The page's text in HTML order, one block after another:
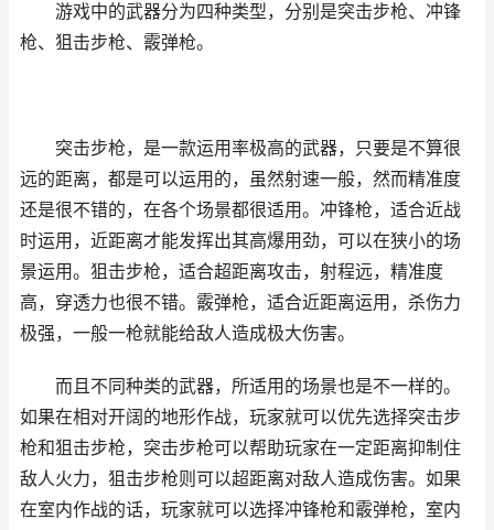
游戏中的武器分为四种类型，分别是突击步枪、冲锋
枪、狙击步枪、霰弹枪。
突击步枪，是一款运用率极高的武器，只要是不算很
远的距离，都是可以运用的，虽然射速一般，然而精准度
还是很不错的，在各个场景都很适用。冲锋枪，适合近战
时运用，近距离才能发挥出其高爆用劲，可以在狭小的场
景运用。狙击步枪，适合超距离攻击，射程远，精准度
高，穿透力也很不错。霰弹枪，适合近距离运用，杀伤力
极强，一般一枪就能给敌人造成极大伤害。
而且不同种类的武器，所适用的场景也是不一样的。
如果在相对开阔的地形作战，玩家就可以优先选择突击步
枪和狙击步枪，突击步枪可以帮助玩家在一定距离抑制住
敌人火力，狙击步枪则可以超距离对敌人造成伤害。如果
在室内作战的话，玩家就可以选择冲锋枪和霰弹枪，室内